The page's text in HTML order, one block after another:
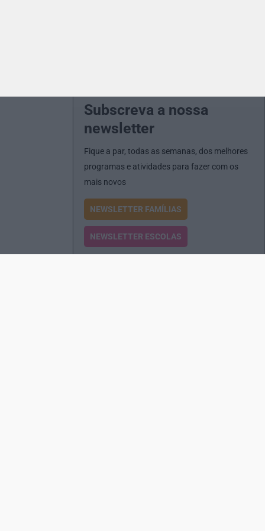
Subscreva a nossa
newsletter
Fique a par, todas as semanas, dos melhores
programas e atividades para fazer com os
mais novos
NEWSLETTER FAMÍLIAS
NEWSLETTER ESCOLAS